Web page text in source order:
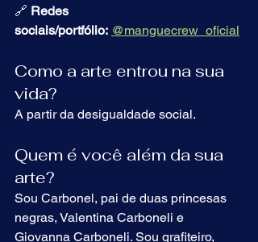
🔗 Redes
sociais/portfólio: @manguecrew_oficial
Como a arte entrou na sua
vida?
A partir da desigualdade social.
Quem é você além da sua
arte?
Sou Carbonel, pai de duas princesas
negras, Valentina Carboneli e
Giovanna Carboneli. Sou grafiteiro,